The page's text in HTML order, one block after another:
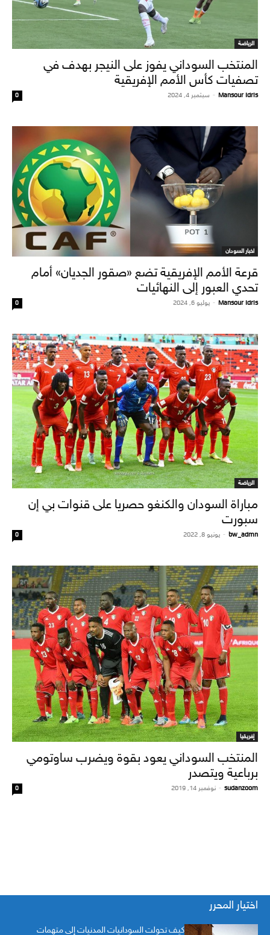
الرياضة
المنتخب السوداني يفوز على النيجر بهدف في
تصفيات كأس الأمم الإفريقية
Mansour Idris
- سبتمبر 4, 2024 0
اخبار السودان
قرعة الأمم الإفريقية تضع «صقور الجديان» أمام
تحدي العبور إلى النهائيات
Mansour Idris
- يوليو 6, 2024 0
الرياضة
مباراة السودان والكنغو حصريا على قنوات بي إن
سبورت
bw_admn
- يونيو 8, 2022 0
إفريقيا
المنتخب السوداني يعود بقوة ويضرب ساوتومي
برباعية ويتصدر
sudanzoom
- نوفمبر 14, 2019 0
اختيار المحرر
كيف تحولت السودانيات المدنيات إلى متهمات